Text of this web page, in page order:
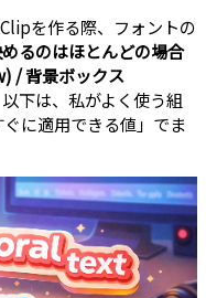
を作る際、フォントの
るのはほとんどの場合
/ 背景ボックス
以下は、私がよく使う組
に適用できる値」でま